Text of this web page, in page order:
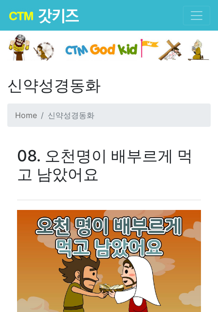
신약성경동화
Home 신약성경동화
08. 오천명이 배부르게 먹
고 남았어요